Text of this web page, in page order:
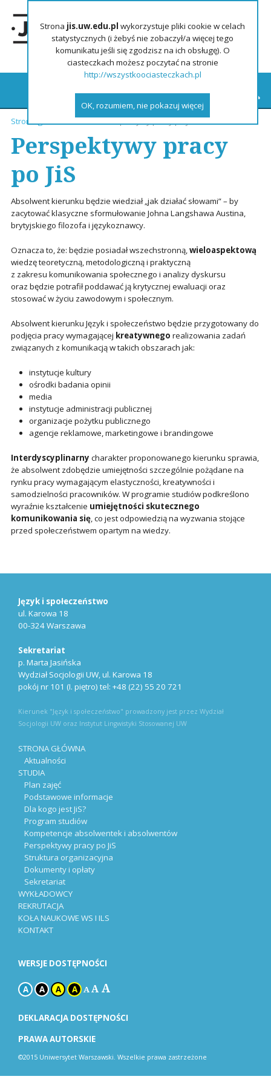
Strona jis.uw.edu.pl wykorzystuje pliki cookie w celach
statystycznych (i żebyś nie zobaczył/a więcej tego
komunikatu jeśli się zgodzisz na ich obsługę). O
ciasteczkach możesz poczytać na stronie
http://wszystkoociasteczkach.pl
OK, rozumiem, nie pokazuj więcej
Strona główna»Studia»Perspektywy pracy po JiS
Perspektywy pracy
po JiS
Absolwent kierunku będzie wiedział „jak działać słowami” – by
zacytować klasyczne sformułowanie Johna Langshawa Austina,
brytyjskiego filozofa i językoznawcy.
Oznacza to, że: będzie posiadał wszechstronną,wieloaspektową
wiedzę teoretyczną, metodologiczną i praktyczną
z zakresu komunikowania społecznego i analizy dyskursu
oraz będzie potrafił poddawać ją krytycznej ewaluacji oraz
stosować w życiu zawodowym i społecznym.
Absolwent kierunku Język i społeczeństwo będzie przygotowany do
podjęcia pracy wymagającej kreatywnego realizowania zadań
związanych z komunikacją w takich obszarach jak:
instytucje kultury
ośrodki badania opinii
media
instytucje administracji publicznej
organizacje pożytku publicznego
agencje reklamowe, marketingowe i brandingowe
Interdyscyplinarny charakter proponowanego kierunku sprawia,
że absolwent zdobędzie umiejętności szczególnie pożądane na
rynku pracy wymagającym elastyczności, kreatywności i
samodzielności pracowników. W programie studiów podkreślono
wyraźnie kształcenie umiejętności skutecznego
komunikowania się, co jest odpowiedzią na wyzwania stojące
przed społeczeństwem opartym na wiedzy.
Język i społeczeństwo
ul. Karowa 18
00-324 Warszawa
Sekretariat
p. Marta Jasińska
Wydział Socjologii UW, ul. Karowa 18
pokój nr 101 (I. piętro) tel: +48 (22) 55 20 721
Kierunek "Język i społeczeństwo" prowadzony jest przez Wydział
Socjologii UW oraz Instytut Lingwistyki Stosowanej UW
STRONA GŁÓWNA
Aktualności
STUDIA
Plan zajęć
Podstawowe informacje
Dla kogo jest JiS?
Program studiów
Kompetencje absolwentek i absolwentów
Perspektywy pracy po JiS
Struktura organizacyjna
Dokumenty i opłaty
Sekretariat
WYKŁADOWCY
REKRUTACJA
KOŁA NAUKOWE WS I ILS
KONTAKT
WERSJE DOSTĘPNOŚCI
A A A A AA A
DEKLARACJA DOSTĘPNOŚCI
PRAWA AUTORSKIE
©2015 Uniwersytet Warszawski. Wszelkie prawa zastrzeżone